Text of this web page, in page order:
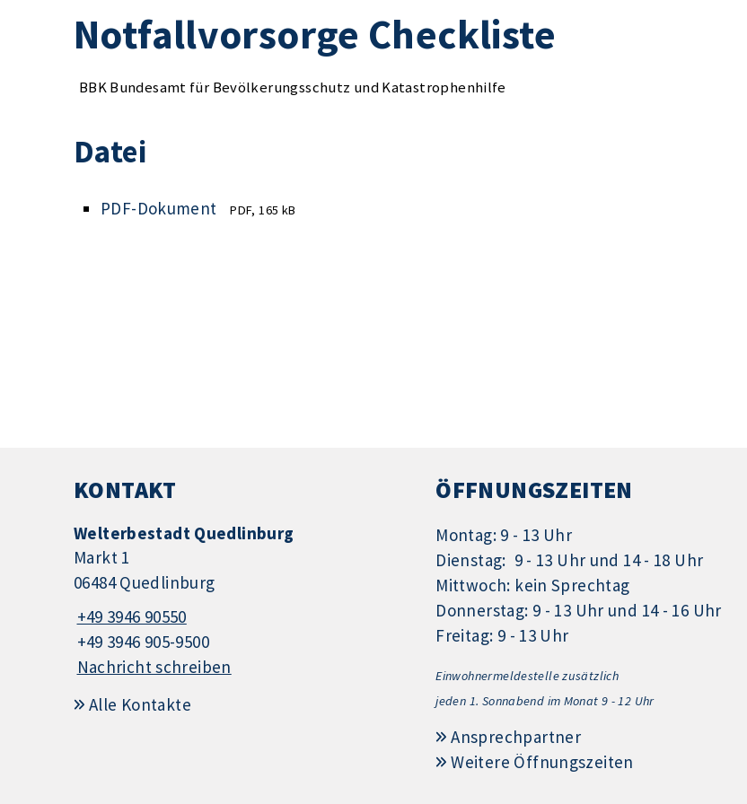
Notfallvorsorge Checkliste
BBK Bundesamt für Bevölkerungsschutz und Katastrophenhilfe
Datei
PDF-Dokument PDF, 165 kB
KONTAKT
Welterbestadt Quedlinburg
Markt 1
06484 Quedlinburg
+49 3946 90550
+49 3946 905-9500
Nachricht schreiben
Alle Kontakte
ÖFFNUNGSZEITEN
Montag: 9 - 13 Uhr
Dienstag: 9 - 13 Uhr und 14 - 18 Uhr
Mittwoch: kein Sprechtag
Donnerstag: 9 - 13 Uhr und 14 - 16 Uhr
Freitag: 9 - 13 Uhr
Einwohnermeldestelle zusätzlich
jeden 1. Sonnabend im Monat 9 - 12 Uhr
Ansprechpartner
Weitere Öffnungszeiten